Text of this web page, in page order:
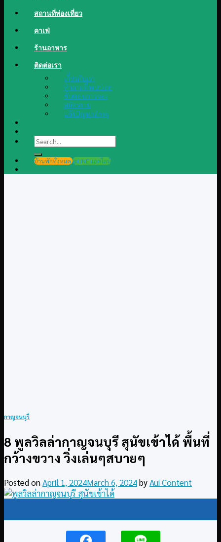
สถานที่ท่องเที่ยว
คาเฟ่
ร้านอาหาร
ติดต่อเรา
เกี่ยวกับเรา
คำถามที่พบบ่อย
ขั้นตอนการจอง
สมัครงาน
แจ้งปัญหาต่างๆ
Search
for:
บ้านพักทั้งหมด @LINE แอดไลน์
กาญจนบุรี
8 พูลวิลล่ากาญจนบุรี สุนัขเข้าได้ พื้นที่
กว้างขวาง วิ่งเล่นๆสบายๆ
Posted onApril 1, 2024March 6, 2024byAui Content